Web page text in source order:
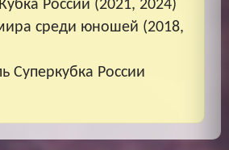
России (2021, 2024)
среди юношей (2018,
Суперкубка России